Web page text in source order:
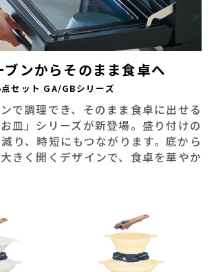
ブンからそのまま食卓へ
セット GA/GBシリーズ
で調理でき、そのまま食卓に出せる
お皿」シリーズが新登場。盛り付けの
り、時短にもつながります。底から
きく開くデザインで、食卓を華やか